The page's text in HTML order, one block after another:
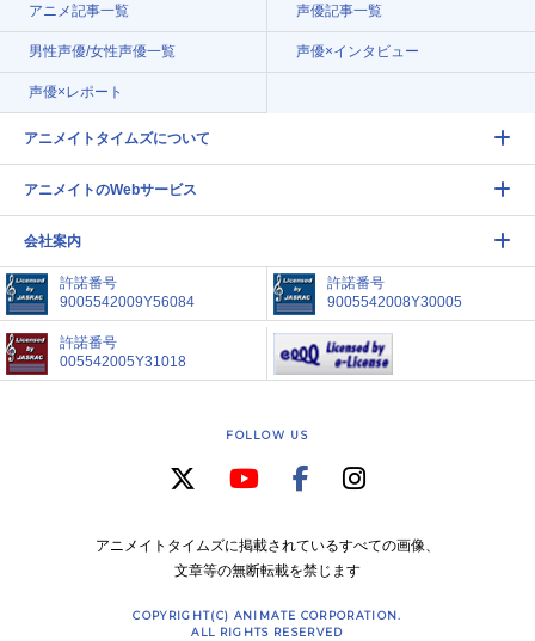
アニメ記事一覧 声優記事一覧
男性声優/女性声優一覧 声優×インタビュー
声優×レポート
アニメイトタイムズについて
アニメイトのWebサービス
会社案内
許諾番号
9005542009Y56084
許諾番号
9005542008Y30005
許諾番号
005542005Y31018
FOLLOW US
アニメイトタイムズに掲載されているすべての画像、
文章等の無断転載を禁じます
COPYRIGHT(C) ANIMATE CORPORATION.
ALL RIGHTS RESERVED